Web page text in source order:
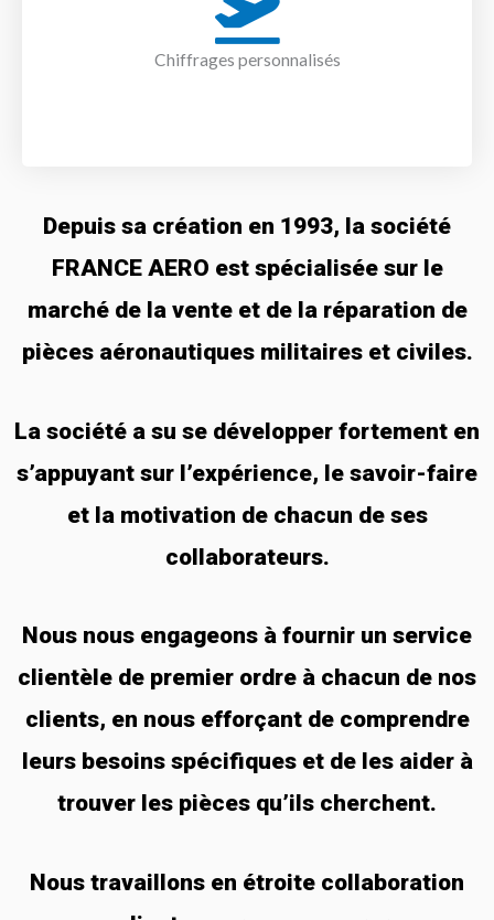
Chiffrages personnalisés
Depuis sa création en 1993, la société
FRANCE AERO est spécialisée sur le
marché de la vente et de la réparation de
pièces aéronautiques militaires et civiles.
La société a su se développer fortement en
s’appuyant sur l’expérience, le savoir-faire
et la motivation de chacun de ses
collaborateurs.
Nous nous engageons à fournir un service
clientèle de premier ordre à chacun de nos
clients, en nous efforçant de comprendre
leurs besoins spécifiques et de les aider à
trouver les pièces qu’ils cherchent.
Nous travaillons en étroite collaboration